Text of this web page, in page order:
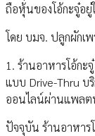
ถือหุ้นของโอ้กะจู๋อ
โดย บมจ. ปลูกผักเ
1. ร้านอาหารโอ้กะ
แบบ Drive-Thru บ
ออนไลน์ผ่านแพลต
ปัจจุบัน ร้านอาหาร